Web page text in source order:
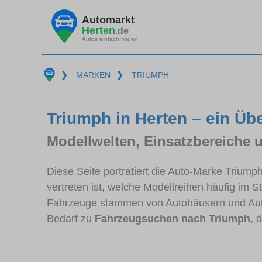
Automarkt
Herten.de
Autos einfach finden
❯ MARKEN ❯ TRIUMPH
Triumph in Herten – ein
Modellwelten, Einsatzbereiche
Diese Seite porträtiert die Auto-Marke
vertreten ist, welche Modellreihen häufig im
Fahrzeuge stammen von Autohäusern und
Bedarf zu Fahrzeugsuchen nach Triumph,